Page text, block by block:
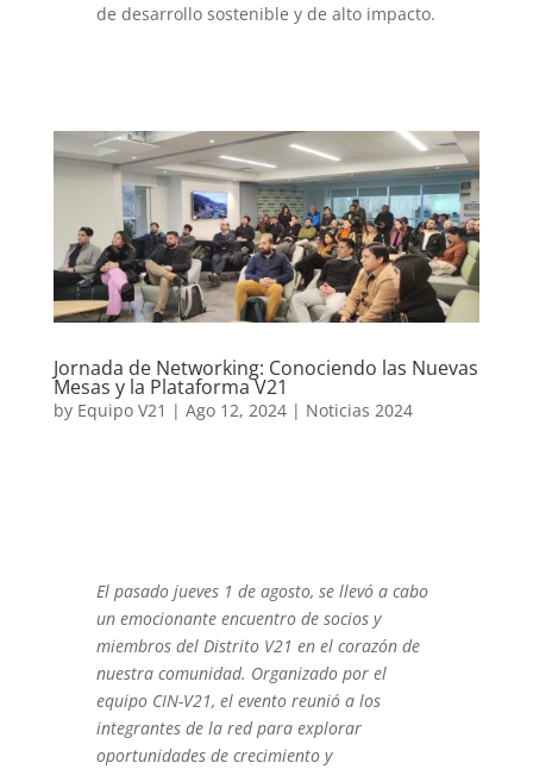
de desarrollo sostenible y de alto impacto.
Jornada de Networking: Conociendo las Nuevas
Mesas y la Plataforma V21
by Equipo V21 | Ago 12, 2024| Noticias 2024
El pasado jueves 1 de agosto, se llevó a cabo
un emocionante encuentro de socios y
miembros del Distrito V21 en el corazón de
nuestra comunidad. Organizado por el
equipo CIN-V21, el evento reunió a los
integrantes de la red para explorar
oportunidades de crecimiento y